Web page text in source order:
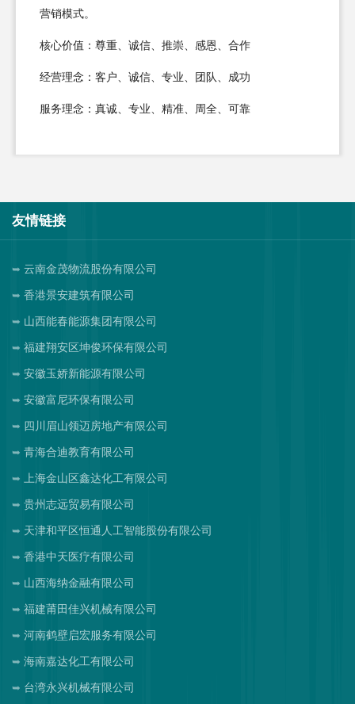
营销模式。
核心价值：尊重、诚信、推崇、感恩、合作
经营理念：客户、诚信、专业、团队、成功
服务理念：真诚、专业、精准、周全、可靠
友情链接
云南金茂物流股份有限公司
香港景安建筑有限公司
山西能春能源集团有限公司
福建翔安区坤俊环保有限公司
安徽玉娇新能源有限公司
安徽富尼环保有限公司
四川眉山领迈房地产有限公司
青海合迪教育有限公司
上海金山区鑫达化工有限公司
贵州志远贸易有限公司
天津和平区恒通人工智能股份有限公司
香港中天医疗有限公司
山西海纳金融有限公司
福建莆田佳兴机械有限公司
河南鹤壁启宏服务有限公司
海南嘉达化工有限公司
台湾永兴机械有限公司